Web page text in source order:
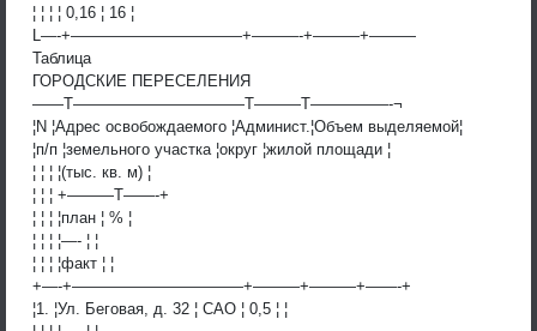
¦ ¦ ¦ ¦ 0,16 ¦ 16 ¦
L—-+———————————+———-+———+———
Таблица
ГОРОДСКИЕ ПЕРЕСЕЛЕНИЯ
——T———————————T———T—————-¬
¦N ¦Адрес освобождаемого ¦Админист.¦Объем выделяемой¦
¦п/п ¦земельного участка ¦округ ¦жилой площади ¦
¦ ¦ ¦ ¦(тыс. кв. м) ¦
¦ ¦ ¦ +———T——-+
¦ ¦ ¦ ¦план ¦ % ¦
¦ ¦ ¦ ¦—- ¦ ¦
¦ ¦ ¦ ¦факт ¦ ¦
+—-+———————————+———+———+——-+
¦1. ¦Ул. Беговая, д. 32 ¦ САО ¦ 0,5 ¦ ¦